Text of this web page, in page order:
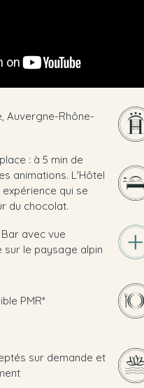
Auvergne-Rhône-
: à 5 min de
animations. L'Hôtel
qui se
du chocolat.
avec vue
sur le paysage alpin
PMR*
sur demande et